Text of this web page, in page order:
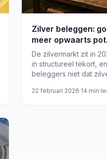
Zilver beleggen:
meer opwaarts
De zilvermarkt zit in
in structureel tekort,
beleggers niet dat
instapkosten direct
22 februari 2026·14 min